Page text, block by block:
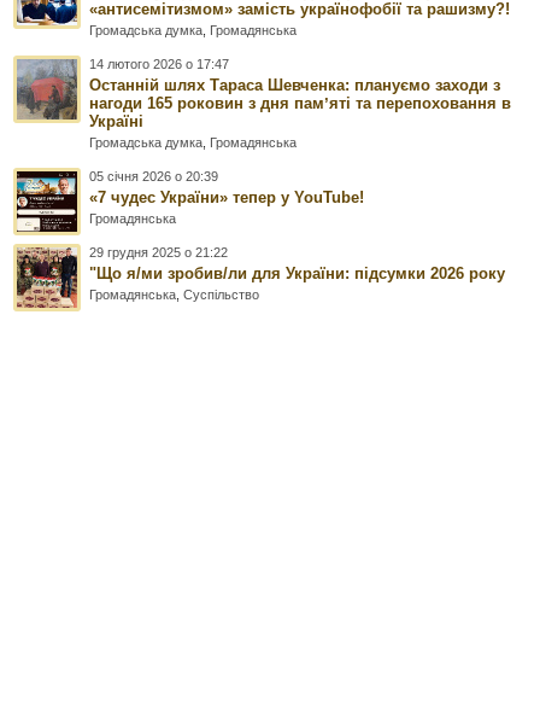
«антисемітизмом» замість українофобії та рашизму?!
Громадська думка Громадянська
14 лютого 2026 о 17:47
Останній шлях Тараса Шевченка: плануємо заходи з
нагоди 165 роковин з дня памʼяті та перепоховання в
Україні
Громадська думка Громадянська
05 січня 2026 о 20:39
«7 чудес України» тепер у YouTube!
Громадянська
29 грудня 2025 о 21:22
"Що я/ми зробив/ли для України: підсумки 2026 року
Громадянська ,Суспільство